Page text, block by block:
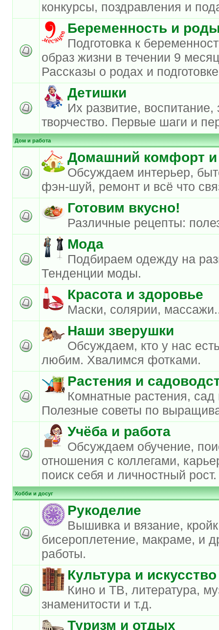
конкурсы, поздравления и
Беременность и
Подготовка к
образ жизни в течении 9
Рассказы о родах и
Детишки
Их развитие, воспитание,
творчество. Первые шаги и
Дом и работа
Домашний комфорт
Обсуждаем интерьер,
фэн-шуй, ремонт и всё что
Готовим вкусно!
Различные рецепты:
Мода
Подбираем одежду на
Тенденции моды.
Красота и здоровье
Маски, солярии,
Наши зверушки
Обсуждаем, кто у нас
любим. Хвалимся фотками.
Растения и
Комнатные растения, сад
Полезные советы по
Учёба и работа
Обсуждаем обучение,
отношения с коллегами,
поиск себя и личностный рост.
Хобби и досуг
Рукоделие
Вышивка и вязание,
бисероплетение, макраме, и
работы.
Культура и искусство
Кино и ТВ, литература,
знаменитости и т.д.
Туризм и отдых